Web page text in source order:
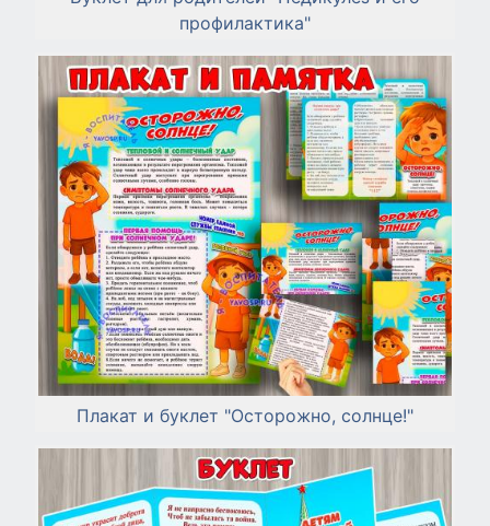
профилактика"
Плакат и буклет "Осторожно, солнце!"